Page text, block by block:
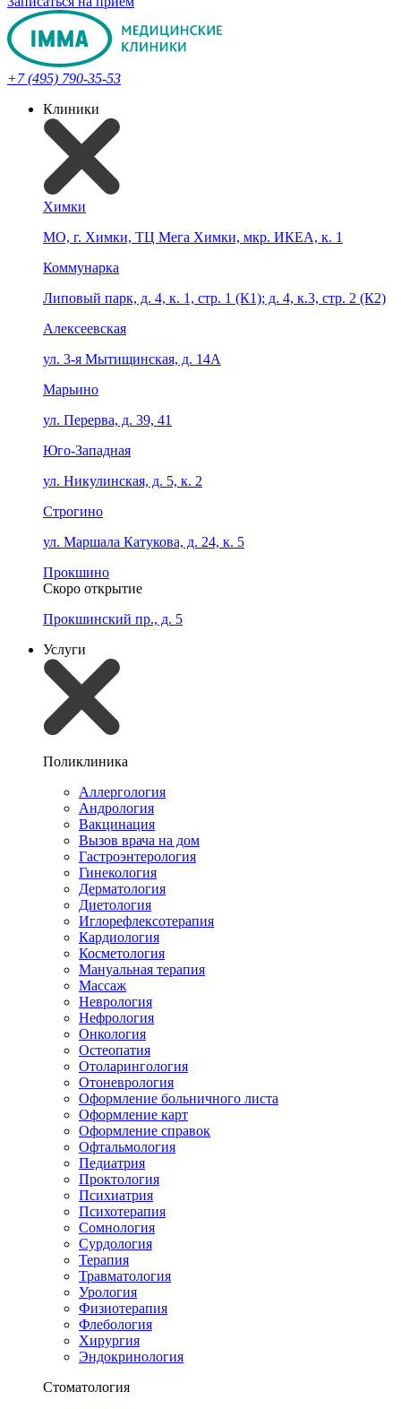
+7 (495) 790-35-53
Клиники
Химки
МО, г. Химки, ТЦ Мега Химки, мкр. ИКЕА, к. 1
Коммунарка
Липовый парк, д. 4, к. 1, стр. 1 (К1); д. 4, к.3, стр. 2 (К2)
Алексеевская
ул. 3-я Мытищинская, д. 14А
Марьино
ул. Перерва, д. 39, 41
Юго-Западная
ул. Никулинская, д. 5, к. 2
Строгино
ул. Маршала Катукова, д. 24, к. 5
Прокшино
Скоро открытие
Прокшинский пр., д. 5
Услуги
Поликлиника
Аллергология
Андрология
Вакцинация
Вызов врача на дом
Гастроэнтерология
Гинекология
Дерматология
Диетология
Иглорефлексотерапия
Кардиология
Косметология
Мануальная терапия
Массаж
Неврология
Нефрология
Онкология
Остеопатия
Отоларингология
Отоневрология
Оформление больничного листа
Оформление карт
Оформление справок
Офтальмология
Педиатрия
Проктология
Психиатрия
Психотерапия
Сомнология
Сурдология
Терапия
Травматология
Урология
Физиотерапия
Флебология
Хирургия
Эндокринология
Стоматология